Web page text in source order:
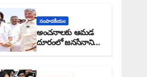
సంపాదకీయం
అంచనాలకు ఆమడ
దూరంలో జనసేనాని?:
అక్షర సందేశం